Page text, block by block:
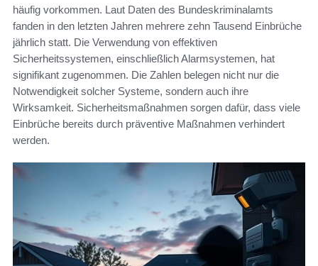
häufig vorkommen. Laut Daten des Bundeskriminalamts
fanden in den letzten Jahren mehrere zehn Tausend Einbrüche
jährlich statt. Die Verwendung von effektiven
Sicherheitssystemen, einschließlich Alarmsystemen, hat
signifikant zugenommen. Die Zahlen belegen nicht nur die
Notwendigkeit solcher Systeme, sondern auch ihre
Wirksamkeit. Sicherheitsmaßnahmen sorgen dafür, dass viele
Einbrüche bereits durch präventive Maßnahmen verhindert
werden.